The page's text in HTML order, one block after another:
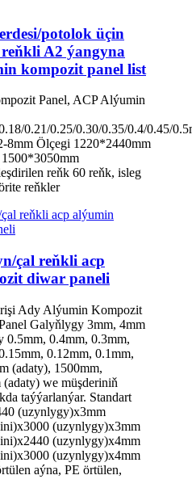
potolok üçin
A2 ýangyna
kompozit panel list
Panel, ACP Alýumin
0.21/0.25/0.30/0.35/0.4/0.45/
8mm Ölçegi 1220*2440mm
reňk 60 reňk, isleg
reňkler
çal reňkli acp
diwar paneli
Ady Alýumin Kompozit
Galyňlygy 3mm, 4mm
0.4mm, 0.3mm,
0.12mm, 0.1mm,
(adaty), 1500mm,
we müşderiniň
taýýarlanýar. Standart
(uzynlygy)x3mm
(uzynlygy)x3mm
(uzynlygy)x4mm
(uzynlygy)x4mm
aýna, PE örtülen,